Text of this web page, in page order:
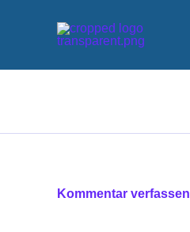
Kommentar verfassen